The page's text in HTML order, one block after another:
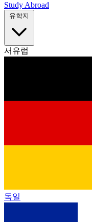
Study Abroad
서유럽
독일